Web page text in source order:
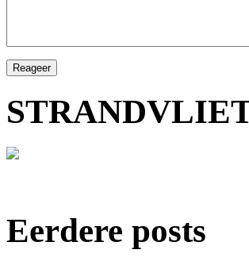
Eerdere posts